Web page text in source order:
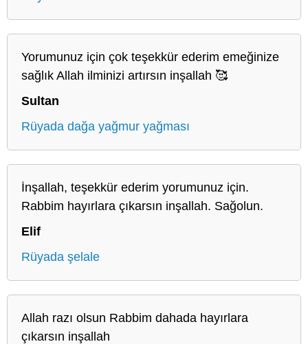
Yorumunuz için çok teşekkür ederim emeğinize
sağlık Allah ilminizi artırsın inşallah 🥰
Sultan
Rüyada dağa yağmur yağması
İnşallah, teşekkür ederim yorumunuz için.
Rabbim hayırlara çıkarsın inşallah. Sağolun.
Elif
Rüyada şelale
Allah razı olsun Rabbim dahada hayırlara
çıkarsın inşallah